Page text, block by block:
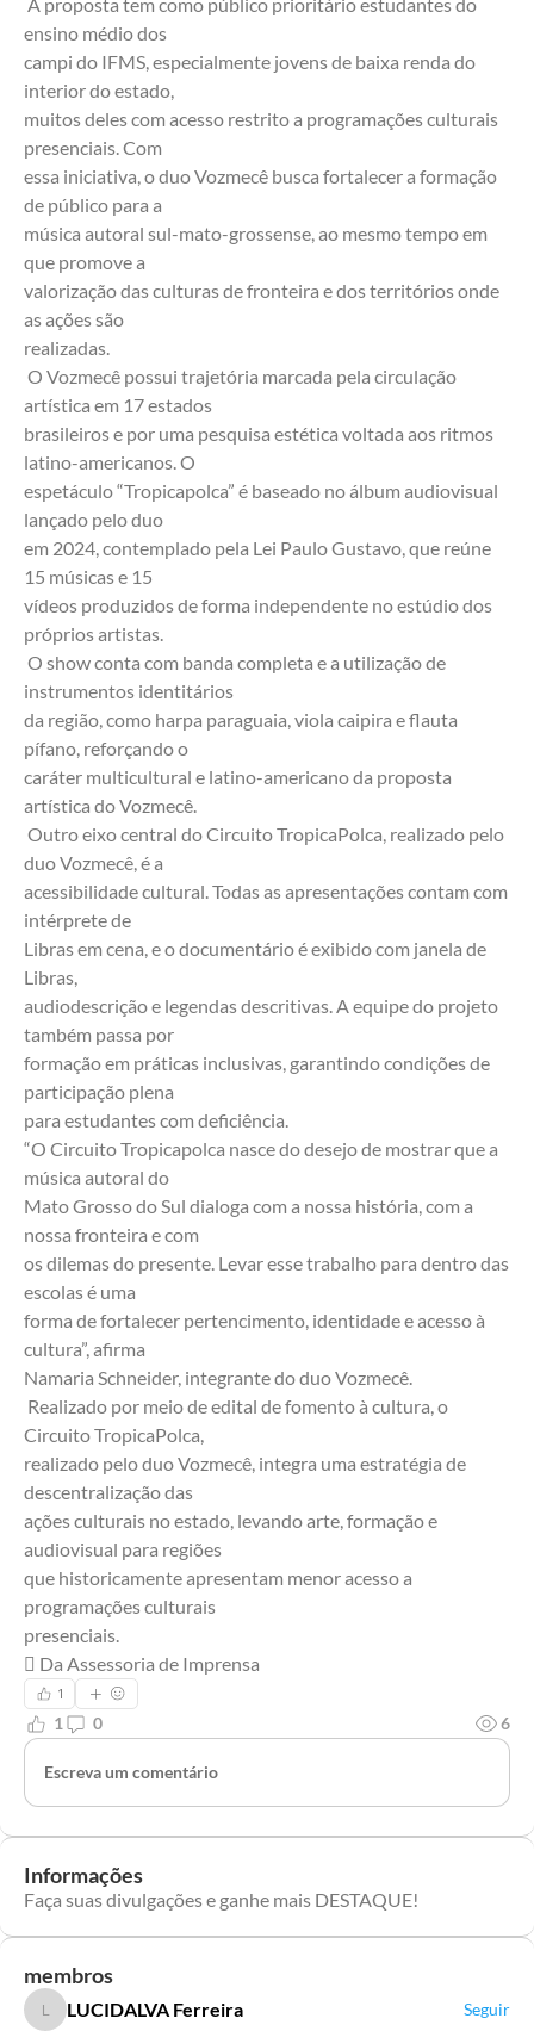
ensino médio dos
campi do IFMS, especialmente jovens de baixa renda do
interior do estado,
muitos deles com acesso restrito a programações culturais
presenciais. Com
essa iniciativa, o duo Vozmecê busca fortalecer a formação
de público para a
música autoral sul-mato-grossense, ao mesmo tempo em
que promove a
valorização das culturas de fronteira e dos territórios onde
as ações são
realizadas.
artística em 17 estados
brasileiros e por uma pesquisa estética voltada aos ritmos
latino-americanos. O
espetáculo “Tropicapolca” é baseado no álbum audiovisual
lançado pelo duo
em 2024, contemplado pela Lei Paulo Gustavo, que reúne
15 músicas e 15
vídeos produzidos de forma independente no estúdio dos
próprios artistas.
instrumentos identitários
da região, como harpa paraguaia, viola caipira e flauta
pífano, reforçando o
caráter multicultural e latino-americano da proposta
artística do Vozmecê.
duo Vozmecê, é a
acessibilidade cultural. Todas as apresentações contam com
intérprete de
Libras em cena, e o documentário é exibido com janela de
Libras,
audiodescrição e legendas descritivas. A equipe do projeto
também passa por
formação em práticas inclusivas, garantindo condições de
participação plena
para estudantes com deficiência.
“O Circuito Tropicapolca nasce do desejo de mostrar que a
música autoral do
Mato Grosso do Sul dialoga com a nossa história, com a
nossa fronteira e com
os dilemas do presente. Levar esse trabalho para dentro das
escolas é uma
forma de fortalecer pertencimento, identidade e acesso à
cultura”, afirma
Namaria Schneider, integrante do duo Vozmecê.
Circuito TropicaPolca,
realizado pelo duo Vozmecê, integra uma estratégia de
descentralização das
ações culturais no estado, levando arte, formação e
audiovisual para regiões
que historicamente apresentam menor acesso a
programações culturais
presenciais.
 Da Assessoria de Imprensa
1
1 0 6
Escreva um comentário
Informações
Faça suas divulgações e ganhe mais DESTAQUE!
membros
LUCIDALVA Ferreira
LUCIDALVA Ferreira Seguir